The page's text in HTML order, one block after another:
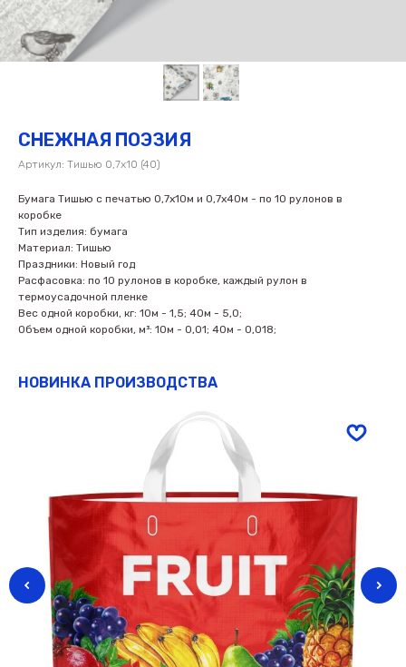
СНЕЖНАЯ ПОЭЗИЯ
Артикул: Тишью 0,7х10 (40)
Бумага Тишью с печатью 0,7х10м и 0,7х40м - по 10 рулонов в
коробке
Тип изделия: бумага
Материал: Тишью
Праздники: Новый год
Расфасовка: по 10 рулонов в коробке, каждый рулон в
термоусадочной пленке
Вес одной коробки, кг: 10м - 1,5; 40м - 5,0;
Объем одной коробки, м³: 10м - 0,01; 40м - 0,018;
НОВИНКА ПРОИЗВОДСТВА